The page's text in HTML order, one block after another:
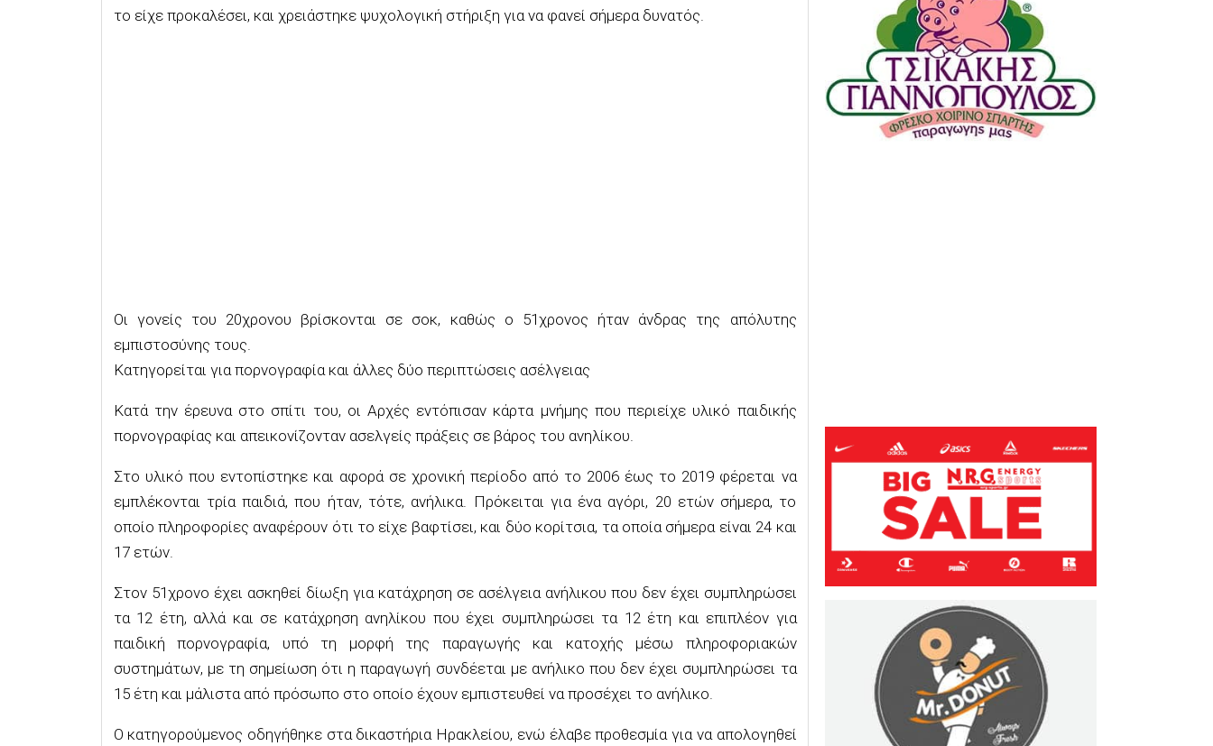
το είχε προκαλέσει, και χρειάστηκε ψυχολογική στήριξη για να φανεί σήμερα δυνατός.
Οι γονείς του 20χρονου βρίσκονται σε σοκ, καθώς ο 51χρονος ήταν άνδρας της απόλυτης
εμπιστοσύνης τους.
Κατηγορείται για πορνογραφία και άλλες δύο περιπτώσεις ασέλγειας
Κατά την έρευνα στο σπίτι του, οι Αρχές εντόπισαν κάρτα μνήμης που περιείχε υλικό παιδικής
πορνογραφίας και απεικονίζονταν ασελγείς πράξεις σε βάρος του ανηλίκου.
Στο υλικό που εντοπίστηκε και αφορά σε χρονική περίοδο από το 2006 έως το 2019 φέρεται να
εμπλέκονται τρία παιδιά, που ήταν, τότε, ανήλικα. Πρόκειται για ένα αγόρι, 20 ετών σήμερα, το
οποίο πληροφορίες αναφέρουν ότι το είχε βαφτίσει, και δύο κορίτσια, τα οποία σήμερα είναι 24 και
17 ετών.
Στον 51χρονο έχει ασκηθεί δίωξη για κατάχρηση σε ασέλγεια ανήλικου που δεν έχει συμπληρώσει
τα 12 έτη, αλλά και σε κατάχρηση ανηλίκου που έχει συμπληρώσει τα 12 έτη και επιπλέον για
παιδική πορνογραφία, υπό τη μορφή της παραγωγής και κατοχής μέσω πληροφοριακών
συστημάτων, με τη σημείωση ότι η παραγωγή συνδέεται με ανήλικο που δεν έχει συμπληρώσει τα
15 έτη και μάλιστα από πρόσωπο στο οποίο έχουν εμπιστευθεί να προσέχει το ανήλικο.
Ο κατηγορούμενος οδηγήθηκε στα δικαστήρια Ηρακλείου, ενώ έλαβε προθεσμία για να απολογηθεί